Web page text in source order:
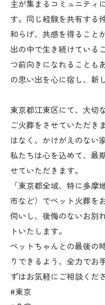
主が集まるコミュニティ
す。同じ経験を共有する
和らげ、共感を得ること
出の中で生き続けている
つ前向きになれることも
の思い出を心に宿し、新
東京都江東区にて、大切
ご火葬をさせていただき
はなく、かけがえのない
私たちは心を込めて、最
せていただきます。
「東京都全域、特に多
市など）でペット火葬を
伺いし、後悔のないお別
トいたします。
ペットちゃんとの最後の
りできるよう、全力でお
ずはお気軽にご相談くだ
#東京